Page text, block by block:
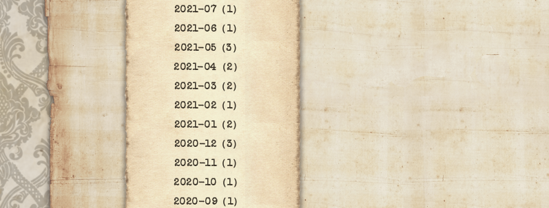
2021-07（1）
2021-06（1）
2021-05（3）
2021-04（2）
2021-03（2）
2021-02（1）
2021-01（2）
2020-12（3）
2020-11（1）
2020-10（1）
2020-09（1）